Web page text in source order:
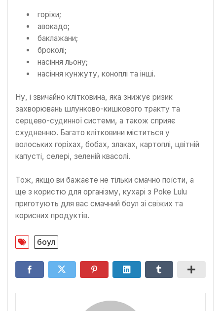
горіхи;
авокадо;
баклажани;
броколі;
насіння льону;
насіння кунжуту, коноплі та інші.
Ну, і звичайно клітковина, яка знижує ризик
захворювань шлунково-кишкового тракту та
серцево-судинної системи, а також сприяє
схудненню. Багато клітковини міститься у
волоських горіхах, бобах, злаках, картоплі, цвітній
капусті, селері, зеленій квасолі.
Тож, якщо ви бажаєте не тільки смачно поїсти, а
ще з користю для організму, кухарі з Poke Lulu
приготують для вас смачний боул зі свіжих та
корисних продуктів.
боул